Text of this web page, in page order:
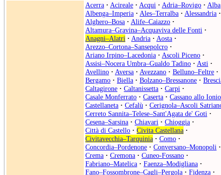
Acerra · Acireale · Acqui · Adria–Rovigo · Alba
Albenga–Imperia · Ales–Terralba · Alessandria ·
Alghero–Bosa · Alife–Caiazzo ·
Altamura–Gravina–Acquaviva delle Fonti ·
Anagni–Alatri · Andria · Aosta ·
Arezzo–Cortona–Sansepolcro ·
Ariano Irpino–Lacedonia · Ascoli Piceno ·
Assisi–Nocera Umbra–Gualdo Tadino · Asti ·
Avellino · Aversa · Avezzano · Belluno–Feltre ·
Bergamo · Biella · Bolzano–Bressanone ·
Caltagirone · Caltanissetta · Carpi ·
Casale Monferrato · Caserta · Cassano allo Ionio
Castellaneta · Cefalù · Cerignola–Ascoli
Cerreto Sannita–Telese–Sant'Agata de' Goti ·
Cesena–Sarsina · Chiavari · Chioggia ·
Città di Castello · Civita Castellana ·
Civitavecchia–Tarquinia · Como ·
Concordia–Pordenone · Conversano–Monopoli ·
Crema · Cremona · Cuneo-Fossano ·
Fabriano–Matelica · Faenza–Modigliana ·
Fano–Fossombrone–Cagli–Pergola · Fidenza ·